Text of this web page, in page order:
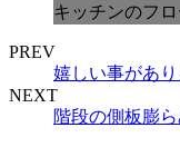
キッチンのフ
PREV
嬉しい事があ
NEXT
階段の側板膨